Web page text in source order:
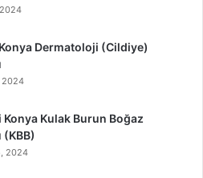
Dermatoloji (Cildiye)
2024
Konya Kulak Burun Boğaz
2024